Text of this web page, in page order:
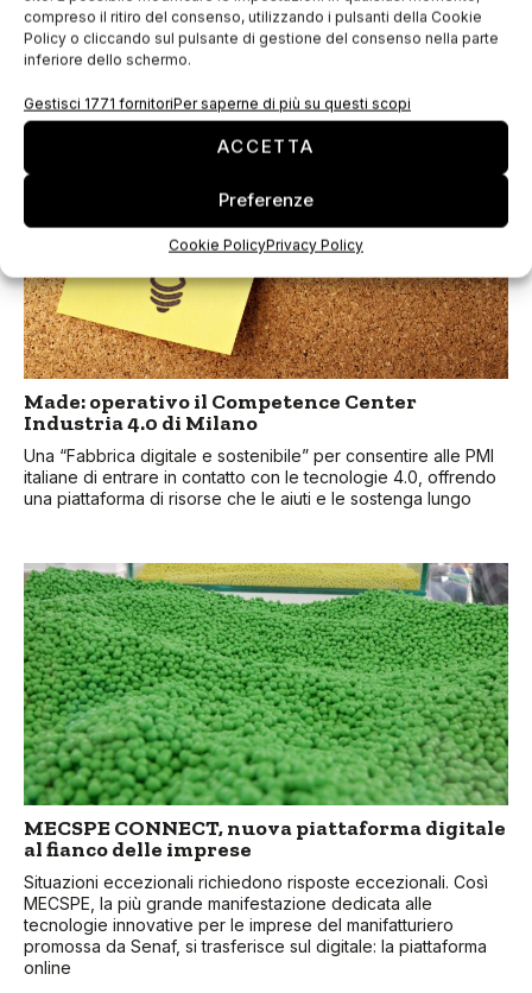
compreso il ritiro del consenso, utilizzando i pulsanti della Cookie
Policy o cliccando sul pulsante di gestione del consenso nella parte
inferiore dello schermo.
Gestisci 1771 fornitoriPer saperne di più su questi scopi
ACCETTA
Preferenze
Cookie PolicyPrivacy Policy
La Camera di commercio di Pistoia-Prato ha messo a
disposizione delle aziende un fondo di 300.000 € per
finanziare progetti per l’acquisto di servizi di consulenza e/o
formazione finalizzati all’implementazione
Made: operativo il Competence Center
Industria 4.0 di Milano
Una “Fabbrica digitale e sostenibile” per consentire alle PMI
italiane di entrare in contatto con le tecnologie 4.0, offrendo
una piattaforma di risorse che le aiuti e le sostenga lungo
MECSPE CONNECT, nuova piattaforma digitale
al fianco delle imprese
Situazioni eccezionali richiedono risposte eccezionali. Così
MECSPE, la più grande manifestazione dedicata alle
tecnologie innovative per le imprese del manifatturiero
promossa da Senaf, si trasferisce sul digitale: la piattaforma
online